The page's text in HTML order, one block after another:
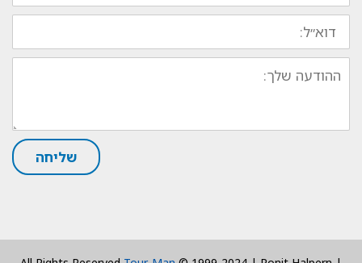
דוא״ל:
ההודעה
שלך:
שליחה